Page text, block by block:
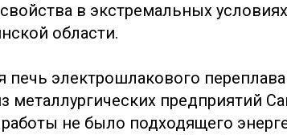
в экстремальных
области.
печь электрошлакового
предприятий
не было подходящего